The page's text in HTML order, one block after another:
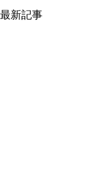
最新記事